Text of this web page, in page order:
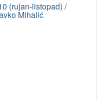
(rujan-listopad) /
Mihalić